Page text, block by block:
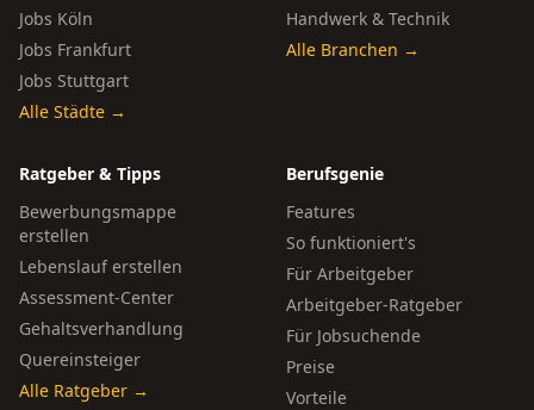
Jobs Köln
Jobs Frankfurt
Jobs Stuttgart
Alle Städte →
Handwerk & Technik
Alle Branchen →
Ratgeber & Tipps
Bewerbungsmappe
erstellen
Lebenslauf erstellen
Assessment-Center
Gehaltsverhandlung
Quereinsteiger
Alle Ratgeber →
Berufsgenie
Features
So funktioniert's
Für Arbeitgeber
Arbeitgeber-Ratgeber
Für Jobsuchende
Preise
Vorteile